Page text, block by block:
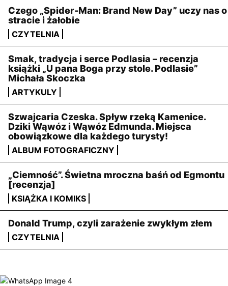
Czego „Spider-Man: Brand New Day” uczy nas o
stracie i żałobie
CZYTELNIA
Smak, tradycja i serce Podlasia – recenzja
książki „U pana Boga przy stole. Podlasie”
Michała Skoczka
ARTYKULY
Szwajcaria Czeska. Spływ rzeką Kamenice.
Dziki Wąwóz i Wąwóz Edmunda. Miejsca
obowiązkowe dla każdego turysty!
ALBUM FOTOGRAFICZNY
„Ciemność”. Świetna mroczna baśń od Egmontu
[recenzja]
KSIĄŻKA I KOMIKS
Donald Trump, czyli zarażenie zwykłym złem
CZYTELNIA